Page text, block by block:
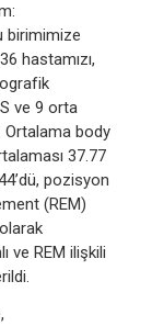
birimimize
hastamızı,
ve 9 orta
Ortalama body
37.77
pozisyon
(REM)
ve REM ilişkili